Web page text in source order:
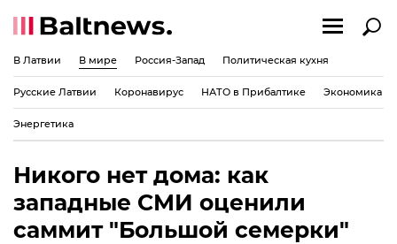
В Латвии В мире Россия-Запад Политическая кухня
Русские Латвии Коронавирус НАТО в Прибалтике Экономика
Энергетика
Никого нет дома: как
западные СМИ оценили
саммит "Большой семерки"